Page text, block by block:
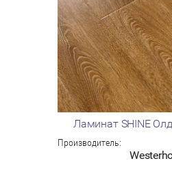
Ламинат SHINE
Производитель: